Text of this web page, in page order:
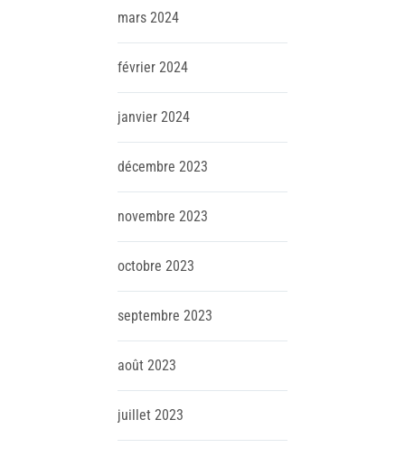
mars 2024
février 2024
janvier 2024
décembre 2023
novembre 2023
octobre 2023
septembre 2023
août 2023
juillet 2023